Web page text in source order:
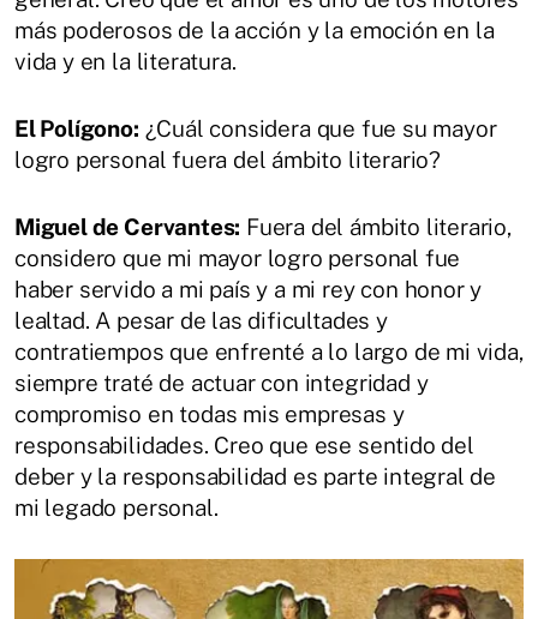
más poderosos de la acción y la emoción en la
vida y en la literatura.
El Polígono: ¿Cuál considera que fue su mayor
logro personal fuera del ámbito literario?
Miguel de Cervantes: Fuera del ámbito literario,
considero que mi mayor logro personal fue
haber servido a mi país y a mi rey con honor y
lealtad. A pesar de las dificultades y
contratiempos que enfrenté a lo largo de mi vida,
siempre traté de actuar con integridad y
compromiso en todas mis empresas y
responsabilidades. Creo que ese sentido del
deber y la responsabilidad es parte integral de
mi legado personal.